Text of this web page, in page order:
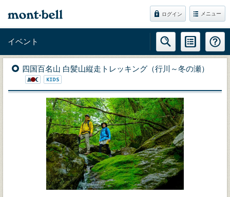
ログイン メニュー
イベント
四国百名山 白髪山縦走トレッキング（行川～冬の瀬）